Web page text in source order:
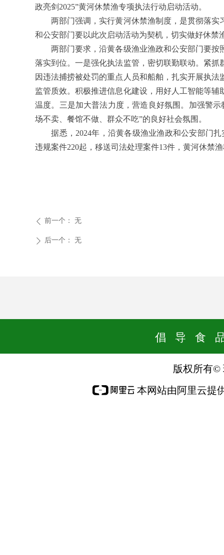
政亮剑2025”黄河休禁渔专项执法行动启动活动。
两部门强调，实行黄河休禁渔制度，是贯彻落实
和公安部门要以此次启动活动为契机，切实做好休
两部门要求，沿黄各级渔业渔政和公安部门要按
落实到位。一是强化执法监管，密切联勤联动。紧
因违法捕捞被处罚的重点人员和船舶，扎实开展执
监管质效。积极推进信息化建设，用好人工智能等
温度。三是加大普法力度，营造良好氛围。加强警
场不卖、餐馆不做、群众不吃”的良好社会氛围。
据悉，2024年，沿黄各级渔业渔政和公安部门扎
违规案件220起，移送司法处理案件13件，黄河休禁
ꄴ 前一个： 无
ꄲ 后一个： 无
倡 导 食 品
版权所有©
本网站由阿里云提